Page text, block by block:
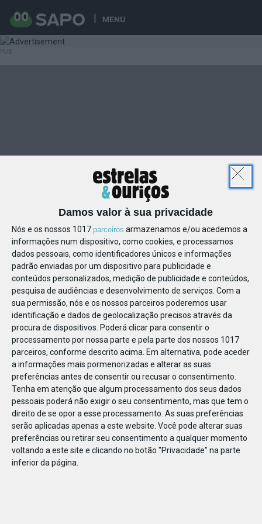
MENU
Damos valor à sua privacidade
Nós e os nossos 1017 parceiros armazenamos e/ou acedemos a
informações num dispositivo, como cookies, e processamos
dados pessoais, como identificadores únicos e informações
padrão enviadas por um dispositivo para publicidade e
conteúdos personalizados, medição de publicidade e conteúdos,
pesquisa de audiências e desenvolvimento de serviços. Com a
sua permissão, nós e os nossos parceiros poderemos usar
identificação e dados de geolocalização precisos através da
procura de dispositivos. Poderá clicar para consentir o
processamento por nossa parte e pela parte dos nossos 1017
parceiros, conforme descrito acima. Em alternativa, pode aceder
a informações mais pormenorizadas e alterar as suas
preferências antes de consentir ou recusar o consentimento.
Tenha em atenção que algum processamento dos seus dados
pessoais poderá não exigir o seu consentimento, mas que tem o
direito de se opor a esse processamento. As suas preferências
serão aplicadas apenas a este website. Você pode alterar suas
preferências ou retirar seu consentimento a qualquer momento
voltando a este site e clicando no botão "Privacidade" na parte
inferior da página.
493191231815398